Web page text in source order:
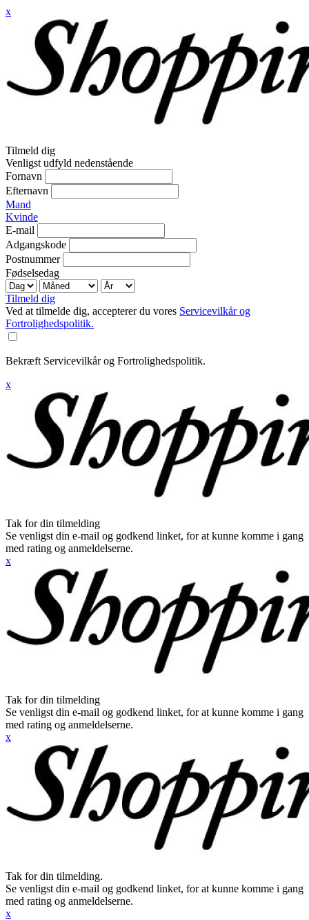
x
Tilmeld dig
Venligst udfyld nedenstående
Fornavn
Efternavn
Mand
Kvinde
E-mail
Adgangskode
Postnummer
Fødselsedag
Tilmeld dig
Ved at tilmelde dig, accepterer du vores Servicevilkår og
Fortrolighedspolitik.
Bekræft Servicevilkår og Fortrolighedspolitik.
x
Tak for din tilmelding
Se venligst din e-mail og godkend linket, for at kunne komme i gang
med rating og anmeldelserne.
x
Tak for din tilmelding
Se venligst din e-mail og godkend linket, for at kunne komme i gang
med rating og anmeldelserne.
x
Tak for din tilmelding.
Se venligst din e-mail og godkend linket, for at kunne komme i gang
med rating og anmeldelserne.
x